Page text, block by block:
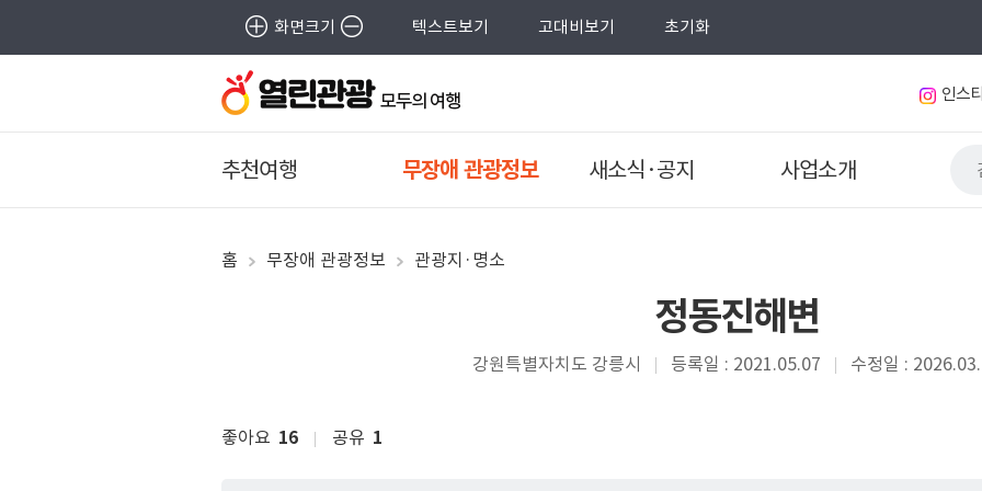
화면크기 텍스트보기 고대비보기 초기화
인스
추천여행 무장애 관광정보 새소식·공지 사업소개
홈 무장애 관광정보 관광지·명소
정동진해변
강원특별자치도 강릉시 등록일 : 2021.05.07 수정일 :
좋아요 16 공유 1